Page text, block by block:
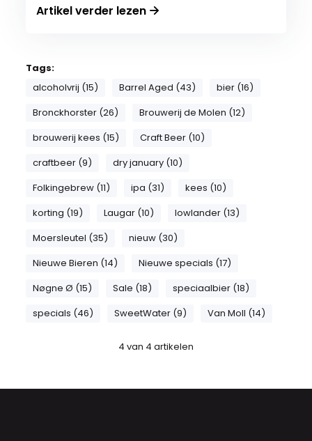
Artikel verder lezen
Tags:
alcoholvrij (15)
Barrel Aged (43)
bier (16)
Bronckhorster (26)
Brouwerij de Molen (12)
brouwerij kees (15)
Craft Beer (10)
craftbeer (9)
dry january (10)
Folkingebrew (11)
ipa (31)
kees (10)
korting (19)
Laugar (10)
lowlander (13)
Moersleutel (35)
nieuw (30)
Nieuwe Bieren (14)
Nieuwe specials (17)
Nøgne Ø (15)
Sale (18)
speciaalbier (18)
specials (46)
SweetWater (9) Van Moll (14)
4 van 4 artikelen